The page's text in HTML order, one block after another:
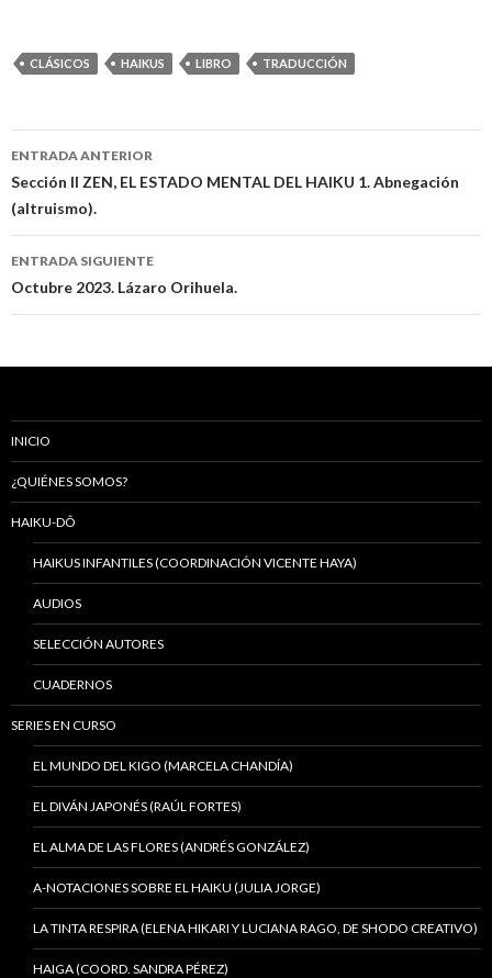
CLÁSICOS HAIKUS LIBRO TRADUCCIÓN
Navegación
de
entradas
ENTRADA ANTERIOR
Sección II ZEN, EL ESTADO MENTAL DEL HAIKU 1. Abnegación
(altruismo).
ENTRADA SIGUIENTE
Octubre 2023. Lázaro Orihuela.
INICIO
¿QUIÉNES SOMOS?
HAIKU-DÔ
HAIKUS INFANTILES (COORDINACIÓN VICENTE HAYA)
AUDIOS
SELECCIÓN AUTORES
CUADERNOS
SERIES EN CURSO
EL MUNDO DEL KIGO (MARCELA CHANDÍA)
EL DIVÁN JAPONÉS (RAÚL FORTES)
EL ALMA DE LAS FLORES (ANDRÉS GONZÁLEZ)
A-NOTACIONES SOBRE EL HAIKU (JULIA JORGE)
LA TINTA RESPIRA (ELENA HIKARI Y LUCIANA RAGO, DE SHODO CREATIVO)
HAIGA (COORD. SANDRA PÉREZ)